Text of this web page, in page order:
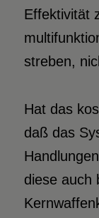
Effektivität
streben,
Hat das
daß das
diese auch